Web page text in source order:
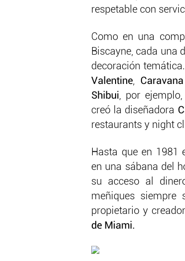
respetable con
Como en una
Biscayne, cada una
decoración
Valentine, Caravana
Shibui, por
creó la diseñadora
restaurants y night
Hasta que en 1981
en una sábana del
su acceso al
meñiques siempre
propietario y
de Miami.